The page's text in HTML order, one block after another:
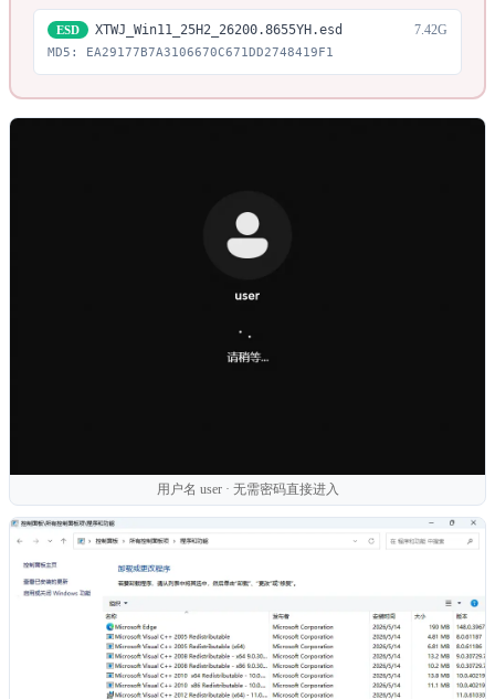
ESD XTWJ_Win11_25H2_26200.8655YH.esd 7.42G
MD5: EA29177B7A3106670C671DD2748419F1
用户名 user · 无需密码直接进入